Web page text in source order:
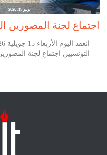
يوليو 15, 2026
اجتماع لجنة المصورين
التونسيين اجتماع لجنة